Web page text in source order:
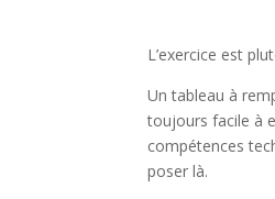
L’exercice est
Un tableau à
toujours facile à
compétences
poser là.